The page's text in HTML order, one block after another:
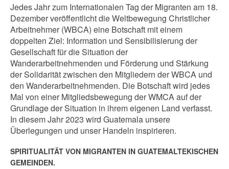
Jedes Jahr zum Internationalen Tag der Migranten am 18.
Dezember veröffentlicht die Weltbewegung Christlicher
Arbeitnehmer (WBCA) eine Botschaft mit einem
doppelten Ziel: Information und Sensibilisierung der
Gesellschaft für die Situation der
Wanderarbeitnehmenden und Förderung und Stärkung
der Solidarität zwischen den Mitgliedern der WBCA und
den Wanderarbeitnehmenden. Die Botschaft wird jedes
Mal von einer Mitgliedsbewegung der WMCA auf der
Grundlage der Situation in ihrem eigenen Land verfasst.
In diesem Jahr 2023 wird Guatemala unsere
Überlegungen und unser Handeln inspirieren.
SPIRITUALITÄT VON MIGRANTEN IN GUATEMALTEKISCHEN
GEMEINDEN.